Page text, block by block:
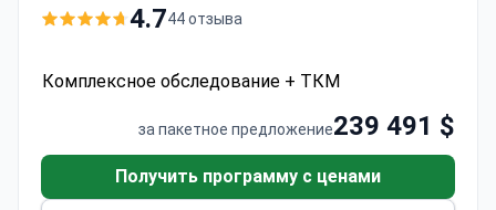
трансплантацию, составляет около 241 780 $.
располагает собственной лабораторией
молекулярной медицины, где разрабатываются
инновационные методы лечения.
4.744 отзыва
Комплексное обследование + ТКМ
за пакетное предложение239 491 $
Получить программу с ценами